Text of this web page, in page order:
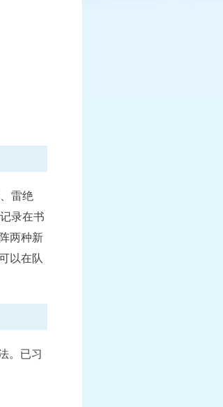
至”系
雷绝
录在书
两种新
以在队
。已习